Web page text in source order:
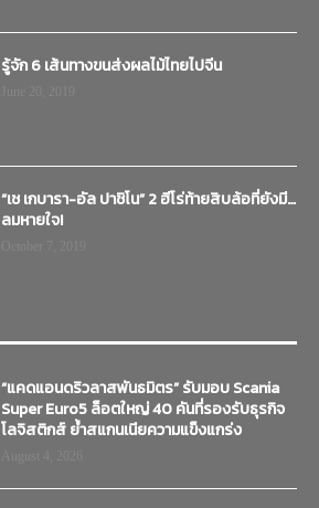
รู้จัก 6 เส้นทางขนส่งผลไม้ไทยไปจีน
“เช เกบารา-อัล ปาชิโน” 2 ฮีโร่ท้ายสิบล้อที่ยังมี…
ลมหายใจ!
“แคดแอนดริวลาสพันธมิตร” รับมอบ Scania
Super Euro5 ล็อตใหญ่ 40 คันที่รองรับธุรกิจ
โลจิสติกส์ ย้ำสแกนเนียความแข็งแกร่ง